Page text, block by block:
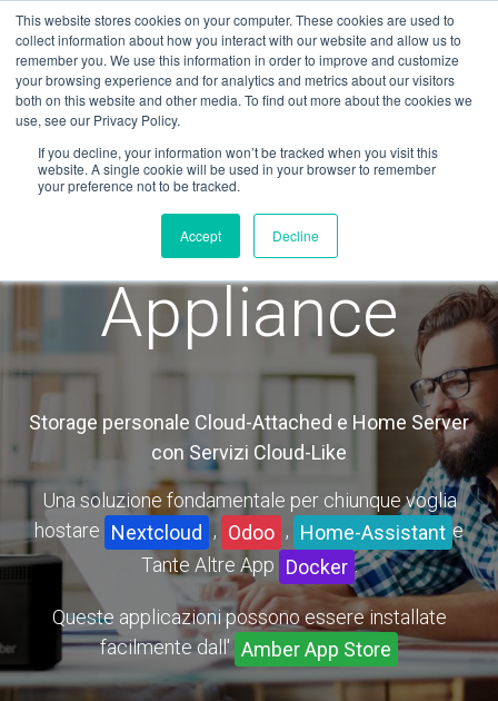
This website stores cookies on your computer. These cookies are used to
collect information about how you interact with our website and allow us to
remember you. We use this information in order to improve and customize
your browsing experience and for analytics and metrics about our visitors
both on this website and other media. To find out more about the cookies we
use, see our Privacy Policy.
If you decline, your information won’t be tracked when you visit this
website. A single cookie will be used in your browser to remember
your preference not to be tracked.
Accept Decline
Hybrid Cloud
Computing
Appliance
Storage personale Cloud-Attached e Home Server
con Servizi Cloud-Like
Una soluzione fondamentale per chiunque voglia
hostare Nextcloud , Odoo , Home-Assistant e
Tante Altre App Docker .
Queste applicazioni possono essere installate
facilmente dall' Amber App Store